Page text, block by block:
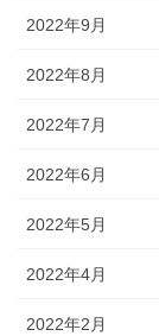
2022年9月
2022年8月
2022年7月
2022年6月
2022年5月
2022年4月
2022年2月